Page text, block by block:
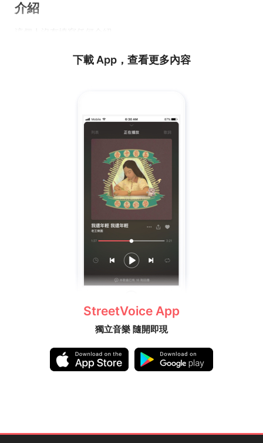
介紹
下載 App，查看更多內容
StreetVoice App
獨立音樂 隨開即現